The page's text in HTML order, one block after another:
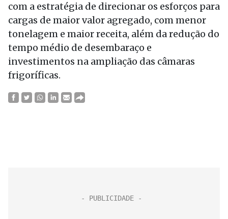
com a estratégia de direcionar os esforços para
cargas de maior valor agregado, com menor
tonelagem e maior receita, além da redução do
tempo médio de desembaraço e
investimentos na ampliação das câmaras
frigoríficas.